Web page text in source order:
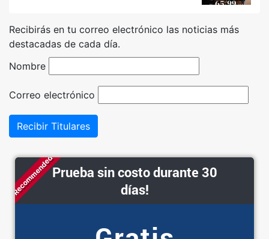
Recibirás en tu correo electrónico las noticias más
destacadas de cada día.
Nombre
Correo electrónico
Recibir Titulares
RecommendedPrueba sin costo durante 30
días!